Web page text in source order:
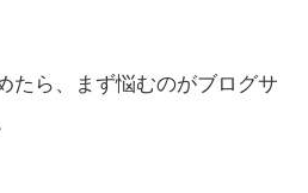
たら、まず悩むのがブログサ